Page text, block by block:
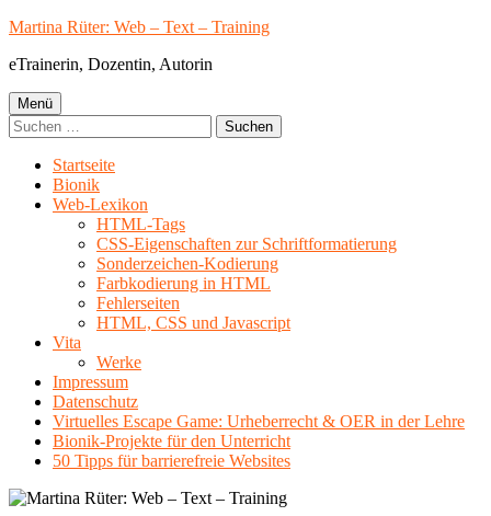
Springe
Inhalt
Martina Rüter: Web – Text – Training
eTrainerin, Dozentin, Autorin
Primäres
Menü
Menü
Suchen
nach:
Startseite
Bionik
Web-Lexikon
HTML-Tags
CSS-Eigenschaften zur Schriftformatierung
Sonderzeichen-Kodierung
Farbkodierung in HTML
Fehlerseiten
HTML, CSS und Javascript
Vita
Werke
Impressum
Datenschutz
Virtuelles Escape Game: Urheberrecht & OER in der Lehre
Bionik-Projekte für den Unterricht
50 Tipps für barrierefreie Websites